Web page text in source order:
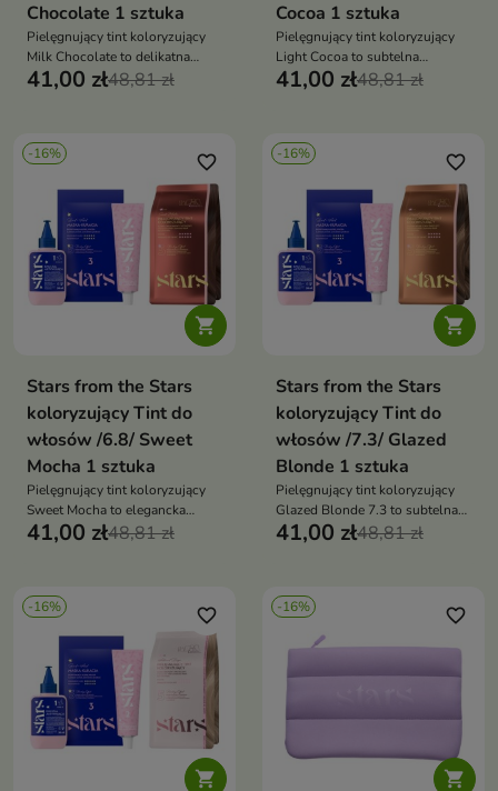
Chocolate 1 sztuka
Pielęgnujący tint koloryzujący
Milk Chocolate to delikatna
koloryzacja, która podkreśla
41,00 zł48,81 zł
Cocoa 1 sztuka
Pielęgnujący tint koloryzujący
Light Cocoa to subtelna
koloryzacja, która rozświetla
41,00 zł48,81 zł
-16%

favorite_border
Stars from the Stars
koloryzujący Tint do
włosów /6.8/ Sweet
Mocha 1 sztuka
Pielęgnujący tint koloryzujący
Sweet Mocha to elegancka
koloryzacja, która nadaje
41,00 zł48,81 zł
-16%

favorite_border
Stars from the Stars
koloryzujący Tint do
włosów /7.3/ Glazed
Blonde 1 sztuka
Pielęgnujący tint koloryzujący
Glazed Blonde 7.3 to subtelna
koloryzacja, która nadaje
41,00 zł48,81 zł
-16%

favorite_border -16%

favorite_border